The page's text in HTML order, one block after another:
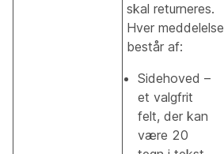
skal returneres.
Hver meddelelse
består af:
Sidehoved –
et valgfrit
felt, der kan
være 20